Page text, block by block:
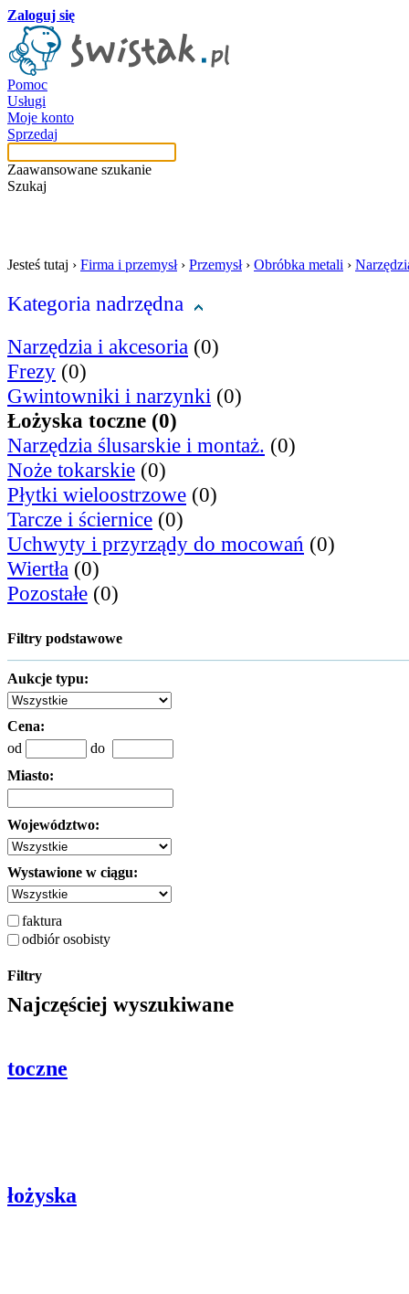
Zaloguj się
Pomoc
Usługi
Moje konto
Sprzedaj
Zaawansowane szukanie
Szukaj
Jesteś tutaj › Firma i przemysł› Przemysł› Obróbka metali ›
Kategoria nadrzędna
Narzędzia i akcesoria (0)
Frezy (0)
Gwintowniki i narzynki (0)
Łożyska toczne (0)
Narzędzia ślusarskie i montaż. (0)
Noże tokarskie (0)
Płytki wieloostrzowe (0)
Tarcze i ściernice (0)
Uchwyty i przyrządy do mocowań (0)
Wiertła (0)
Pozostałe (0)
Filtry podstawowe
Aukcje typu:
Cena:
od
do
Miasto:
Województwo:
Wystawione w ciągu:
faktura
odbiór osobisty
Filtry
Najczęściej wyszukiwane
toczne
łożyska